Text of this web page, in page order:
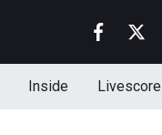
Inside Livescore